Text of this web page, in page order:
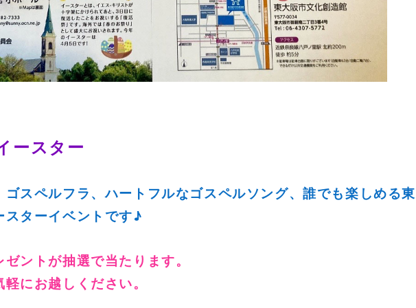
ースター
ゴスペルフラ、ハートフルなゴスペルソング、誰でも楽しめる東
スターイベントです♪
ントが抽選で当たります。
にお越しください。